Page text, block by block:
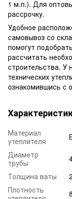
1 м.п.). Для
рассрочку.
Удобное
самовывоз со
помогут
рассчитать
строительства. У
технических
ознакомившись с
Материал
утеплителя
Диаметр
трубы
Толщина ваты
Плотность